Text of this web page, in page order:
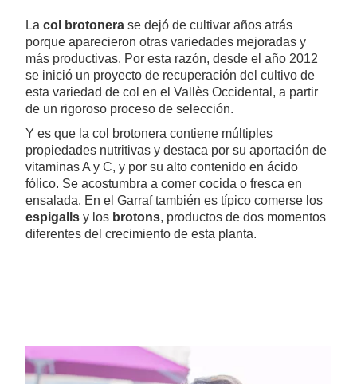
La col brotonera se dejó de cultivar años atrás
porque aparecieron otras variedades mejoradas y
más productivas. Por esta razón, desde el año 2012
se inició un proyecto de recuperación del cultivo de
esta variedad de col en el Vallès Occidental, a partir
de un rigoroso proceso de selección.
Y es que la col brotonera contiene múltiples
propiedades nutritivas y destaca por su aportación de
vitaminas A y C, y por su alto contenido en ácido
fólico. Se acostumbra a comer cocida o fresca en
ensalada. En el Garraf también es típico comerse los
espigalls y los brotons, productos de dos momentos
diferentes del crecimiento de esta planta.